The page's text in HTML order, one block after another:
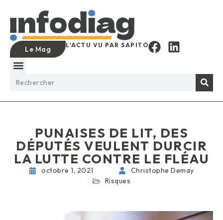
Le Mag L'ACTU VU PAR SAPITO
PUNAISES DE LIT, DES
DÉPUTÉS VEULENT DURCIR
LA LUTTE CONTRE LE FLÉAU
octobre 1, 2021
Christophe Demay
Risques